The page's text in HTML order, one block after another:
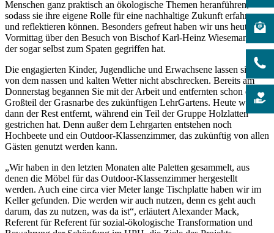
Menschen ganz praktisch an ökologische Themen heranführen,
sodass sie ihre eigene Rolle für eine nachhaltige Zukunft erfahren
und reflektieren können. Besonders gefreut haben wir uns heute
Vormittag über den Besuch von Bischof Karl-Heinz Wiesemann,
der sogar selbst zum Spaten gegriffen hat.
Die engagierten Kinder, Jugendliche und Erwachsene lassen sich
von dem nassen und kalten Wetter nicht abschrecken. Bereits am
Donnerstag begannen Sie mit der Arbeit und entfernten schon einen
Großteil der Grasnarbe des zukünftigen LehrGartens. Heute wurde
dann der Rest entfernt, während ein Teil der Gruppe Holzlatten
gestrichen hat. Denn außer dem Lehrgarten entstehen noch
Hochbeete und ein Outdoor-Klassenzimmer, das zukünftig von allen
Gästen genutzt werden kann.
„Wir haben in den letzten Monaten alte Paletten gesammelt, aus
denen die Möbel für das Outdoor-Klassenzimmer hergestellt
werden. Auch eine circa vier Meter lange Tischplatte haben wir im
Keller gefunden. Die werden wir auch nutzen, denn es geht auch
darum, das zu nutzen, was da ist“, erläutert Alexander Mack,
Referent für Referent für sozial-ökologische Transformation und